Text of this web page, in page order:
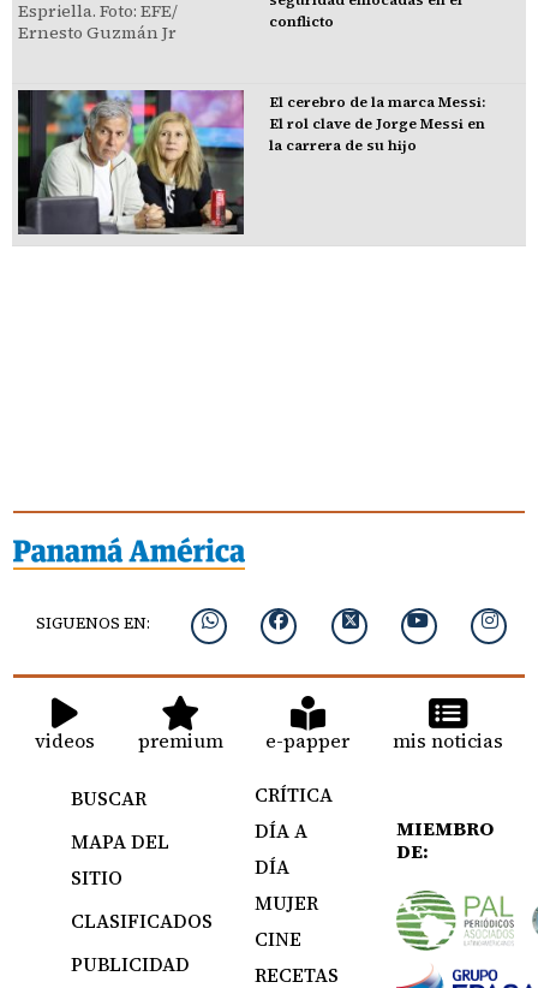
conflicto
El cerebro de la marca Messi:
El rol clave de Jorge Messi en
la carrera de su hijo
SIGUENOS EN:
videos premium e-papper mis noticias
BUSCAR
MAPA DEL
SITIO
CLASIFICADOS
PUBLICIDAD
CRÍTICA
DÍA A
DÍA
MUJER
CINE
RECETAS
MIEMBRO
DE: